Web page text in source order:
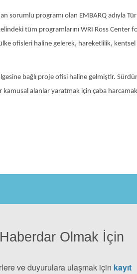
sorumlu programı olan EMBARQ adıyla
tüm programlarını WRI Ross
ofisleri haline gelerek, hareketlilik,
bağlı proje ofisi haline gelmiştir.
alanlar yaratmak için çaba
Olmak İçin
ve duyurulara ulaşmak için kayıt